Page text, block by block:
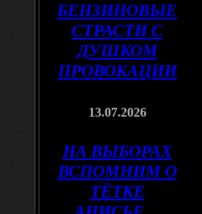
БЕНЗИНОВЫЕ
СТРАСТИ С
ДУШКОМ
ПРОВОКАЦИИ
13.07.2026
НА ВЫБОРАХ
ВСПОМНИМ О
ТЁТКЕ